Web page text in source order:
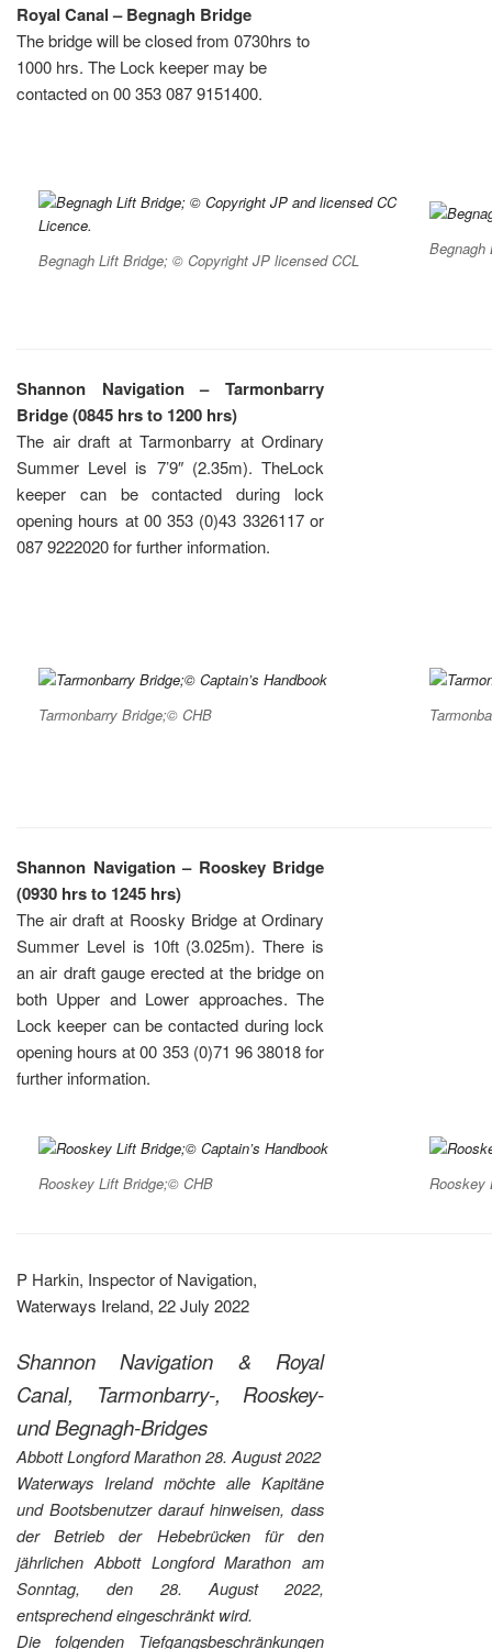
Royal Canal – Begnagh Bridge
The bridge will be closed from 0730hrs to
1000 hrs. The Lock keeper may be
contacted on 00 353 087 9151400.
Begnagh Lift Bridge; © Copyright JP licensed CCL
Begnagh
Shannon Navigation – Tarmonbarry
Bridge (0845 hrs to 1200 hrs)
The air draft at Tarmonbarry at Ordinary
Summer Level is 7’9″ (2.35m). TheLock
keeper can be contacted during lock
opening hours at 00 353 (0)43 3326117 or
087 9222020 for further information.
Tarmonbarry Bridge;© CHB
Shannon Navigation – Rooskey Bridge
(0930 hrs to 1245 hrs)
The air draft at Roosky Bridge at Ordinary
Summer Level is 10ft (3.025m). There is
an air draft gauge erected at the bridge on
both Upper and Lower approaches. The
Lock keeper can be contacted during lock
opening hours at 00 353 (0)71 96 38018 for
further information.
Rooskey Lift Bridge;© CHB Rooskey
P Harkin, Inspector of Navigation,
Waterways Ireland, 22 July 2022
Shannon Navigation & Royal
Canal, Tarmonbarry-, Rooskey-
und Begnagh-Bridges
Abbott Longford Marathon 28. August 2022
Waterways Ireland möchte alle Kapitäne
und Bootsbenutzer darauf hinweisen, dass
der Betrieb der Hebebrücken für den
jährlichen Abbott Longford Marathon am
Sonntag, den 28. August 2022,
entsprechend eingeschränkt wird.
Die folgenden Tiefgangsbeschränkungen